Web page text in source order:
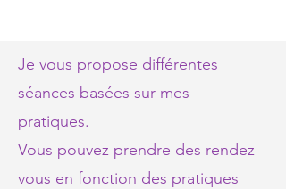
Je vous propose différentes
séances basées sur mes
pratiques.
Vous pouvez prendre des rendez
vous en fonction des pratiques